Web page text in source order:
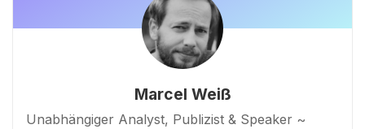
Marcel Weiß
Unabhängiger Analyst, Publizist & Speaker ~